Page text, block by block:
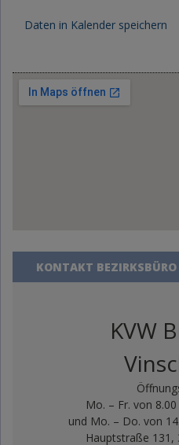
Daten in Kalender speichern
KONTAKT BEZIRKSBÜRO
KVW
Mo. – Fr. von
und Mo. – Do. von
Hauptstraße 131,